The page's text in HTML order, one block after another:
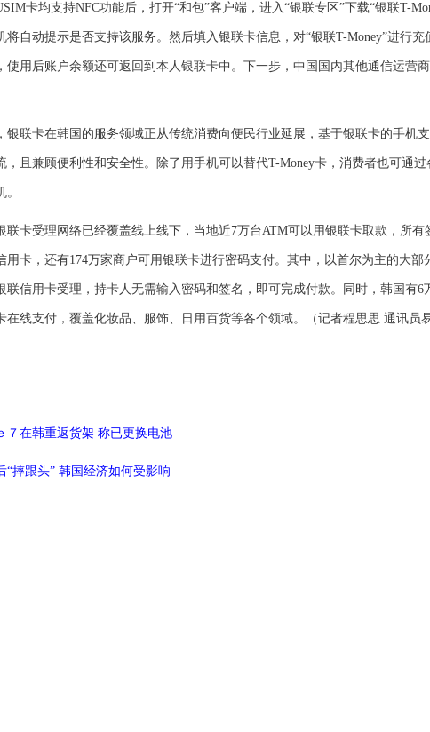
卡均支持NFC功能后，打开“和包”客户端，进入“银联专区”下载“银联T-
将自动提示是否支持该服务。然后填入银联卡信息，对“银联T-Money”进行充
使用后账户余额还可返回到本人银联卡中。下一步，中国国内其他通信运营
卡在韩国的服务领域正从传统消费向便民行业延展，基于银联卡的手机
，且兼顾便利性和安全性。除了用手机可以替代T-Money卡，消费者也可通过
受理网络已经覆盖线上线下，当地近7万台ATM可以用银联卡取款，所有
用卡，还有174万家商户可用银联卡进行密码支付。其中，以首尔为主的大部
联信用卡受理，持卡人无需输入密码和签名，即可完成付款。同时，韩国有6
在线支付，覆盖化妆品、服饰、日用百货等各个领域。（记者程思思 通讯员易
７在韩重返货架 称已更换电池
“摔跟头” 韩国经济如何受影响